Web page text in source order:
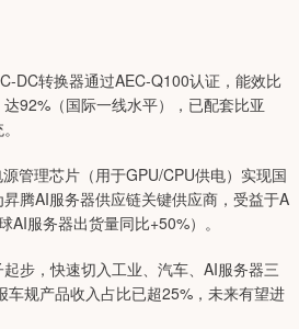
DC转换器通过AEC-Q100认证，能效比
达92%（国际一线水平），已配套比亚
管理芯片（用于GPU/CPU供电）实现国
腾AI服务器供应链关键供应商，受益于A
服务器出货量同比+50%）。
步，快速切入工业、汽车、AI服务器三
车规产品收入占比已超25%，未来有望进